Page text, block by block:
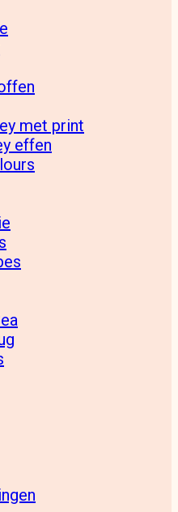
met print
effen